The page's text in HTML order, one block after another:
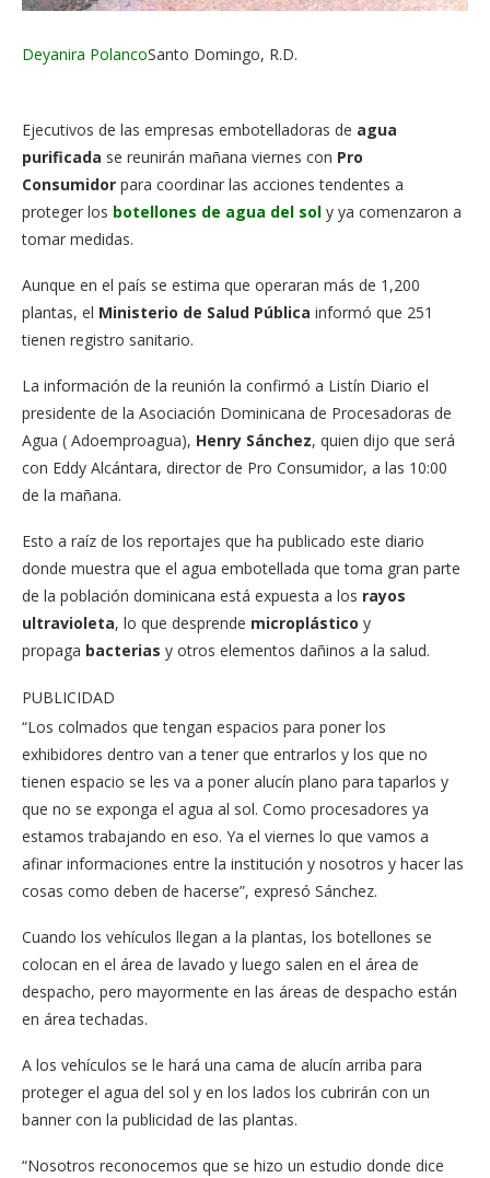
Facebook
Twitter
Whatsapp
Comentarios
Deyanira PolancoSanto Domingo, R.D.
Ejecutivos de las empresas embotelladoras de agua
purificada se reunirán mañana viernes con Pro
Consumidor para coordinar las acciones tendentes a
proteger los botellones de agua del sol y ya comenzaron a
tomar medidas.
Aunque en el país se estima que operaran más de 1,200
plantas, el Ministerio de Salud Pública informó que 251
tienen registro sanitario.
La información de la reunión la confirmó a Listín Diario el
presidente de la Asociación Dominicana de Procesadoras de
Agua ( Adoemproagua), Henry Sánchez, quien dijo que será
con Eddy Alcántara, director de Pro Consumidor, a las 10:00
de la mañana.
Esto a raíz de los reportajes que ha publicado este diario
donde muestra que el agua embotellada que toma gran parte
de la población dominicana está expuesta a los rayos
ultravioleta, lo que desprende microplástico y
propaga bacterias y otros elementos dañinos a la salud.
PUBLICIDAD
“Los colmados que tengan espacios para poner los
exhibidores dentro van a tener que entrarlos y los que no
tienen espacio se les va a poner alucín plano para taparlos y
que no se exponga el agua al sol. Como procesadores ya
estamos trabajando en eso. Ya el viernes lo que vamos a
afinar informaciones entre la institución y nosotros y hacer las
cosas como deben de hacerse”, expresó Sánchez.
Cuando los vehículos llegan a la plantas, los botellones se
colocan en el área de lavado y luego salen en el área de
despacho, pero mayormente en las áreas de despacho están
en área techadas.
A los vehículos se le hará una cama de alucín arriba para
proteger el agua del sol y en los lados los cubrirán con un
banner con la publicidad de las plantas.
“Nosotros reconocemos que se hizo un estudio donde dice